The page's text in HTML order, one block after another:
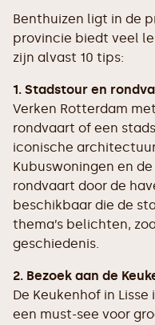
Benthuizen ligt in de
provincie biedt veel
zijn alvast 10 tips:
1. Stadstour en
Verken Rotterdam
rondvaart of een
iconische
Kubuswoningen en
rondvaart door de
beschikbaar die de
thema’s belichten,
geschiedenis.
2. Bezoek aan de
De Keukenhof in
een must-see voor